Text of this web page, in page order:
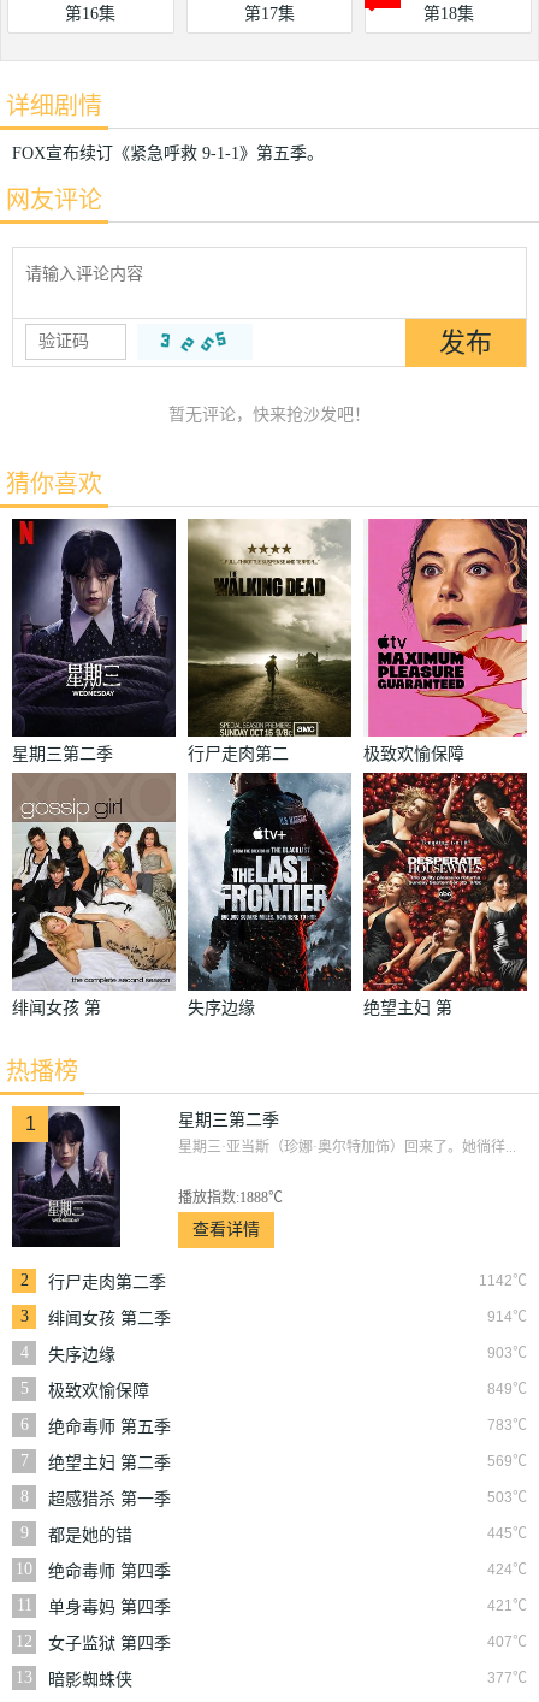
第16集 第17集 第18集
详细剧情
FOX宣布续订《紧急呼救 9-1-1》第五季。
网友评论
暂无评论，快来抢沙发吧！
猜你喜欢
星期三第二季
行尸走肉第二
极致欢愉保障
绯闻女孩 第
失序边缘
绝望主妇 第
热播榜
1 星期三第二季
星期三·亚当斯（珍娜·奥尔特加饰）回来了。她徜徉...
播放指数:1888℃
查看详情
2 1142℃
行尸走肉第二季
3
914℃
绯闻女孩 第二季
4
903℃
失序边缘
5
849℃
极致欢愉保障
6
783℃
绝命毒师 第五季
7
569℃
绝望主妇 第二季
8
503℃
超感猎杀 第一季
9
445℃
都是她的错
10
424℃
绝命毒师 第四季
11
421℃
单身毒妈 第四季
12
407℃
女子监狱 第四季
13
377℃
暗影蜘蛛侠